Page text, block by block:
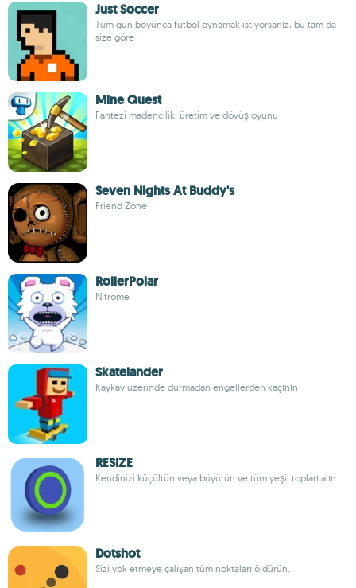
Just Soccer
Tüm gün boyunca futbol oynamak istiyorsanız, bu tam da
size göre
Mine Quest
Fantezi madencilik, üretim ve dövüş oyunu
Seven Nights At Buddy's
Friend Zone
RollerPolar
Nitrome
Skatelander
Kaykay üzerinde durmadan engellerden kaçının
RESIZE
Kendinizi küçültün veya büyütün ve tüm yeşil topları alın
Dotshot
Sizi yok etmeye çalışan tüm noktaları öldürün.